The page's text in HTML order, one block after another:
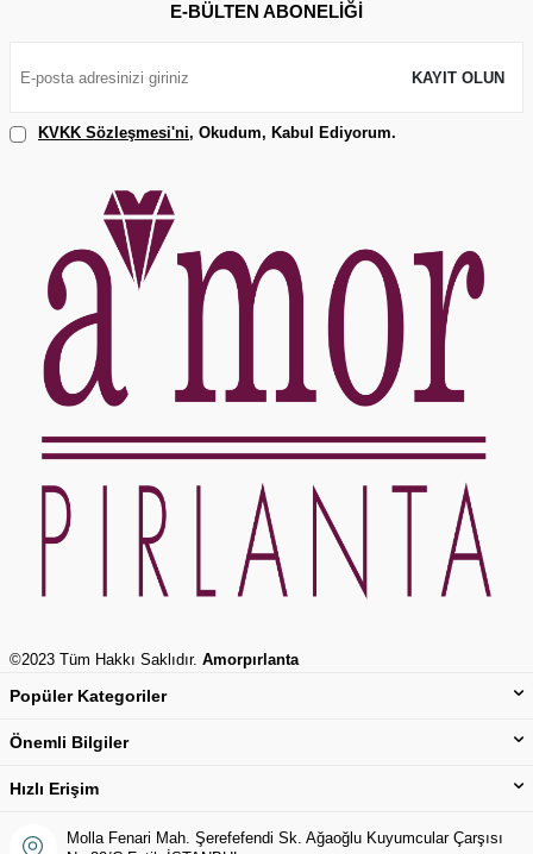
E-BÜLTEN ABONELIĞI
KAYIT OLUN
KVKK Sözleşmesi'ni, Okudum, Kabul Ediyorum.
©2023 Tüm Hakkı Saklıdır. Amorpırlanta
Popüler Kategoriler
Önemli Bilgiler
Hızlı Erişim
Molla Fenari Mah. Şerefefendi Sk. Ağaoğlu Kuyumcular Çarşısı